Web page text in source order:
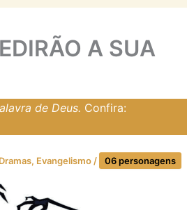
A SUA
de Deus. Confira:
Dramas, Evangelismo / 06 personagens